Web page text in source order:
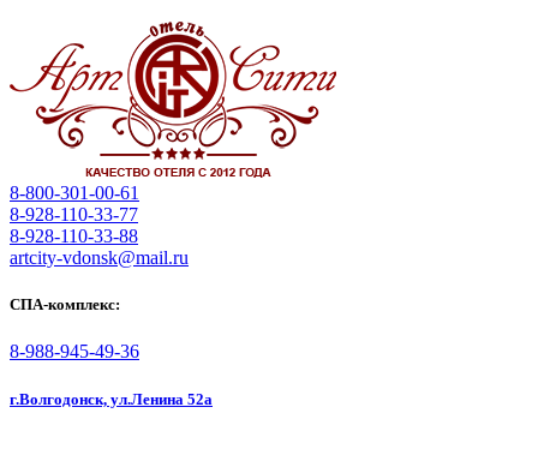
8-800-301-00-61
8-928-110-33-77
8-928-110-33-88
artcity-vdonsk@mail.ru
СПА-комплекс:
8-988-945-49-36
г.Волгодонск, ул.Ленина 52а